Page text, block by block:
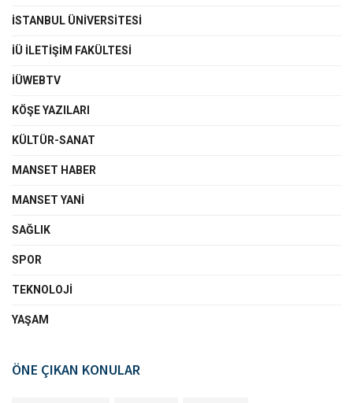
İSTANBUL ÜNIVERSITESI
İÜ İLETIŞIM FAKÜLTESI
İÜWEBTV
KÖŞE YAZILARI
KÜLTÜR-SANAT
MANSET HABER
MANSET YANI
SAĞLIK
SPOR
TEKNOLOJI
YAŞAM
ÖNE ÇIKAN KONULAR